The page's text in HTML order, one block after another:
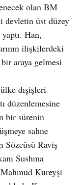
olan BM
devletin üst düzey
Han,
ilişkilerdeki
araya gelmesi
dışişleri
düzenlemesine
bir sürenin
sahne
Sözcüsü Raviş
Sushma
Mahmud Kureyşi